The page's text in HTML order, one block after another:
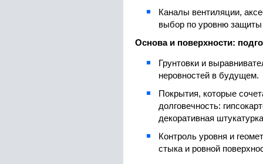
Каналы вентиляции,
выбор по уровню защиты
Основа и поверхности:
Грунтовки и
неровностей в будущем.
Покрытия, которые
долговечность:
декоративная
Контроль уровня и
стыка и ровной